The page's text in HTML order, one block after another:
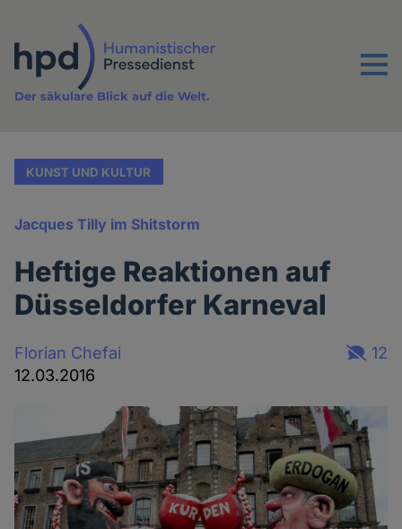
Inhalt
Menu
Der säkulare Blick auf die Welt.
KUNST UND KULTUR
Jacques Tilly im Shitstorm
Heftige Reaktionen auf
Düsseldorfer Karneval
Florian Chefai
12.03.2016
12